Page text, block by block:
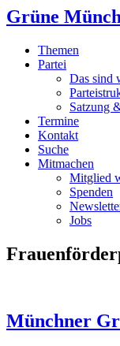
Grüne
Themen
Partei
Das sind
Satzung
Termine
Kontakt
Suche
Mitmachen
Mitglied
Spenden
Jobs
Münchner